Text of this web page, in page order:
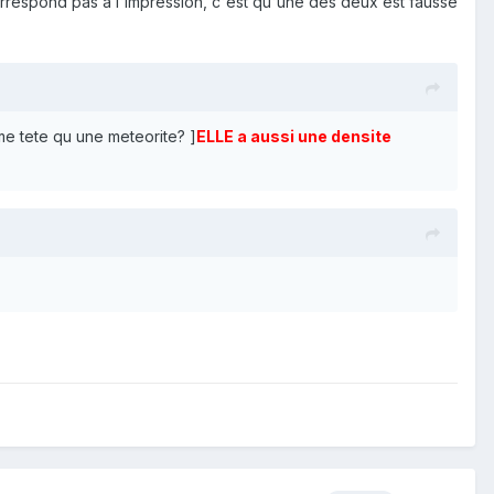
tete qu une meteorite? ]ELLE a aussi une densite